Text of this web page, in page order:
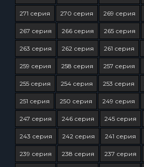
271 серия 270 серия 269 серия
267 серия 266 серия 265 серия
263 серия 262 серия 261 серия
259 серия 258 серия 257 серия
255 серия 254 серия 253 серия
251 серия 250 серия 249 серия
247 серия 246 серия 245 серия
243 серия 242 серия 241 серия
239 серия 238 серия 237 серия